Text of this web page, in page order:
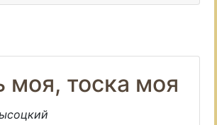
моя, тоска моя